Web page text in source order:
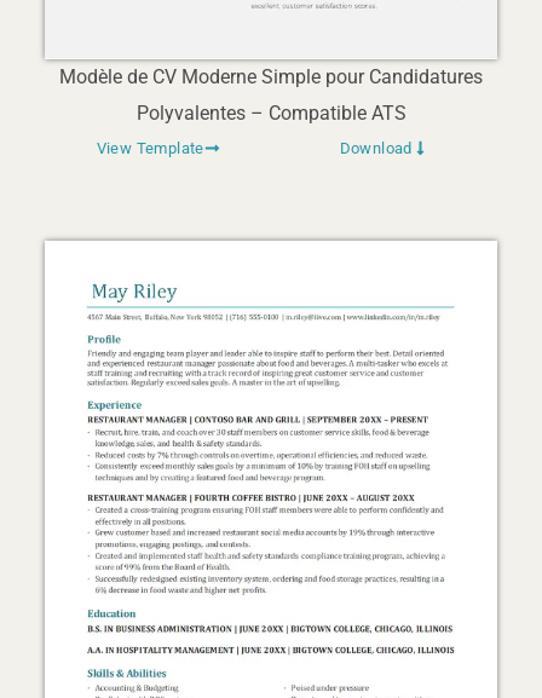
Modèle de CV Moderne Simple pour Candidatures
Polyvalentes – Compatible ATS
View Template Download